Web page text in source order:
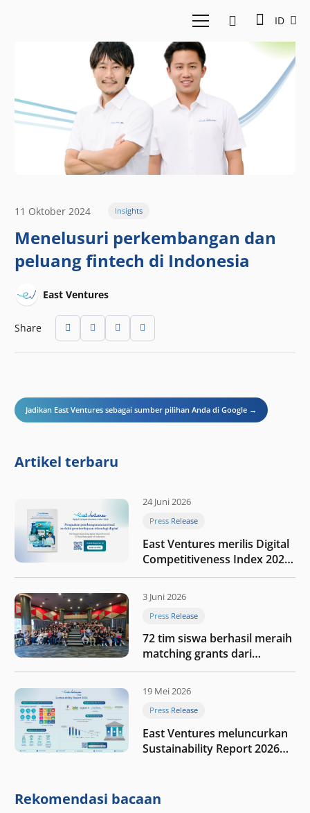
ID
11 Oktober 2024 Insights
Menelusuri perkembangan dan
peluang fintech di Indonesia
East Ventures
Share
Jadikan East Ventures sebagai sumber pilihan Anda di Google →
Artikel terbaru
24 Juni 2026
Press Release
East Ventures merilis Digital
Competitiveness Index 2026,
menyoroti fase transformasi
digital Indonesia selanjutnya
3 Juni 2026
Press Release
72 tim siswa berhasil meraih
matching grants dari
program My First $1000
19 Mei 2026
Press Release
East Ventures meluncurkan
Sustainability Report 2026
nilai melalui kedisiplinan”
Rekomendasi bacaan